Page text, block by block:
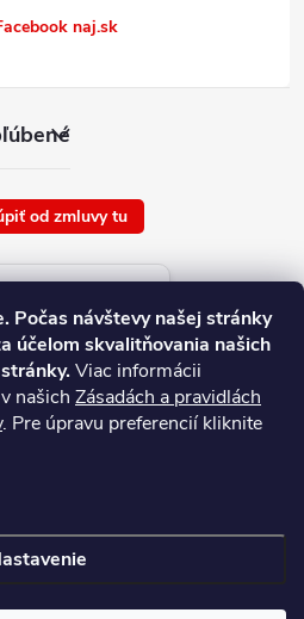
Počas návštevy našej stránky
účelom skvalitňovania našich
Viac informácii
našich Zásadách a pravidlách
. Pre úpravu preferencií kliknite
naj.sk
od zmluvy tu
ceny tovaru
: 8/8/2026
. Všetky práva vyhradené.